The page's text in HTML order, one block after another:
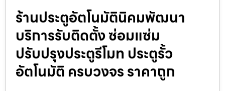
ร้านประตูอัตโนมัตินิคมพัฒนา
บริการรับติดตั้ง ซ่อมแซ่ม
ปรับปรุงประตูรีโมท ประตูรั้ว
อัตโนมัติ ครบวงจร ราคาถูก